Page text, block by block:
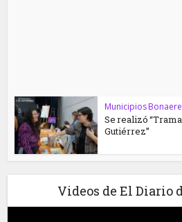
Municipios
Se realizó
Gutiérrez”
Videos de El Diario